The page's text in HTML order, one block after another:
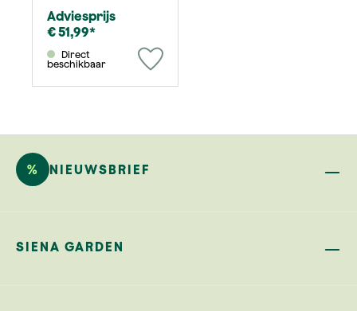
Adviesprijs
€ 51,99*
beschikbaar
% NIEUWSBRIEF
SIENA GARDEN